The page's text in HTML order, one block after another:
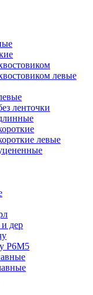
левые
ленточки
левые
дер
Р6М5